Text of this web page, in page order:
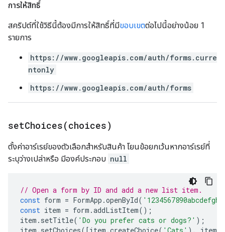
การให้สิทธิ์
สคริปต์ที่ใช้วิธีนี้ต้องมีการให้สิทธิ์ที่มีขอบเขตต่อไปนี้อย่างน้อย 1
รายการ
https://www.googleapis.com/auth/forms.curre
ntonly
https://www.googleapis.com/auth/forms
setChoices(choices)
ตั้งค่าอาร์เรย์ของตัวเลือกสำหรับสินค้า โยนข้อยกเว้นหากอาร์เรย์ที่
ระบุว่างเปล่าหรือ มีองค์ประกอบ null
// Open a form by ID and add a new list item.
const form = FormApp .openById(
const item = form .addListItem();
item . setTitle( 'Do you prefer cats or dogs?' );